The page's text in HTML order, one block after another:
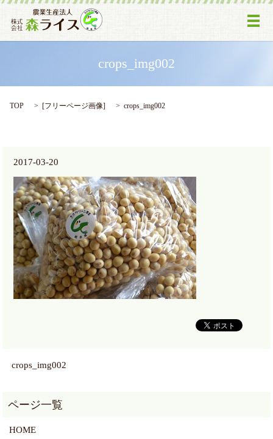
メ
crops_img002
TOP [フリーページ画像] crops_img002
2017-03-20
crops_img002
HOME